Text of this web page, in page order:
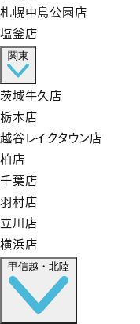
札幌中島公園店
塩釜店
関東
茨城牛久店
栃木店
越谷レイクタウン店
柏店
千葉店
羽村店
立川店
横浜店
甲信越・北陸